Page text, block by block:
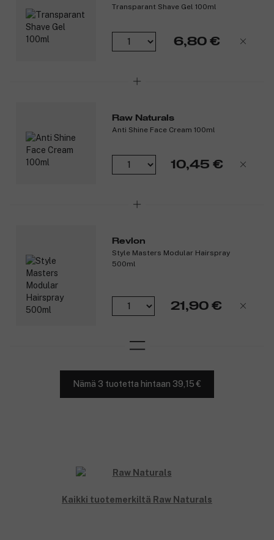
Transparant Shave Gel 100ml
6,80 €
Raw Naturals
Anti Shine Face Cream 100ml
10,45 €
Revlon
Style Masters Modular Hairspray
500ml
21,90 €
Nämä 3 tuotetta hintaan 39,15 €
Kaikki tuotemerkiltä Raw Naturals